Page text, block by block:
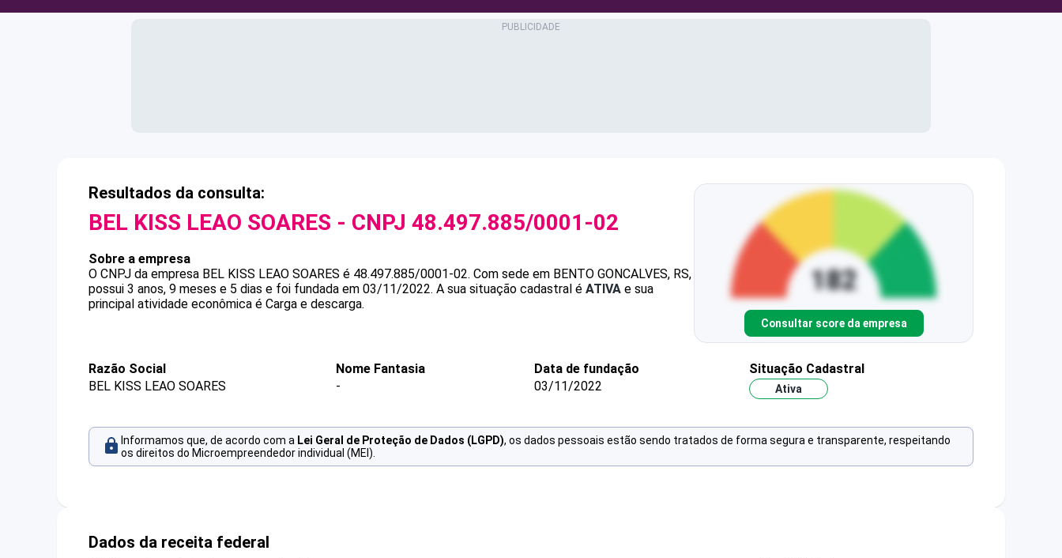
Resultados da consulta:
BEL KISS LEAO SOARES - CNPJ 48.497.885/0001-02
Sobre a empresa
O CNPJ da empresa BEL KISS LEAO SOARES é 48.497.885/0001-02. Com sede em BENTO GONCALVES, RS,
possui 3 anos, 9 meses e 5 dias e foi fundada em 03/11/2022. A sua situação cadastral é ATIVA e sua
principal atividade econômica é Carga e descarga.
Consultar score da empresa
Razão Social
BEL KISS LEAO SOARES
Nome Fantasia
-
Data de fundação
03/11/2022
Situação Cadastral
Ativa
Informamos que, de acordo com a Lei Geral de Proteção de Dados (LGPD), os dados pessoais estão sendo tratados de forma segura e transparente, respeitando
os direitos do Microempreendedor individual (MEI).
Dados da receita federal